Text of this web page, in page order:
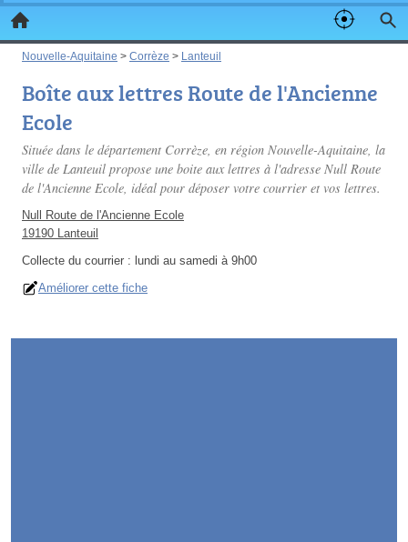
Nouvelle-Aquitaine > Corrèze > Lanteuil
Boîte aux lettres Route de l'Ancienne
Ecole
Située dans le département Corrèze, en région Nouvelle-Aquitaine, la
ville de Lanteuil propose une boite aux lettres à l'adresse Null Route
de l'Ancienne Ecole, idéal pour déposer votre courrier et vos lettres.
Null Route de l'Ancienne Ecole
19190 Lanteuil
Collecte du courrier : lundi au samedi à 9h00
Améliorer cette fiche